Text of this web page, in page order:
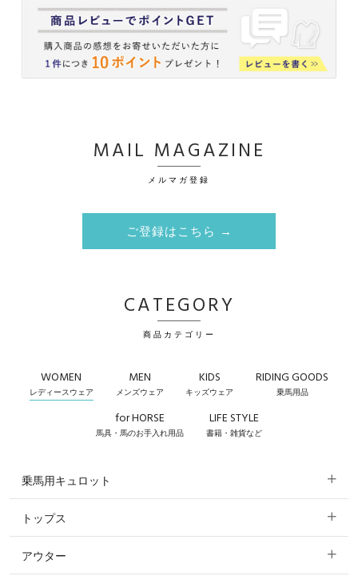
MAIL MAGAZINE
メルマガ登録
ご登録はこちら →
CATEGORY
商品カテゴリー
WOMEN
レディースウェア
MEN
メンズウェア
KIDS
キッズウェア
RIDING GOODS
乗馬用品
for HORSE
馬具・馬のお手入れ用品
LIFE STYLE
書籍・雑貨など
乗馬用キュロット
すべてのキュロット
フルグリップ・尻革 キュロット
トップス
すべてのトップス
アウター